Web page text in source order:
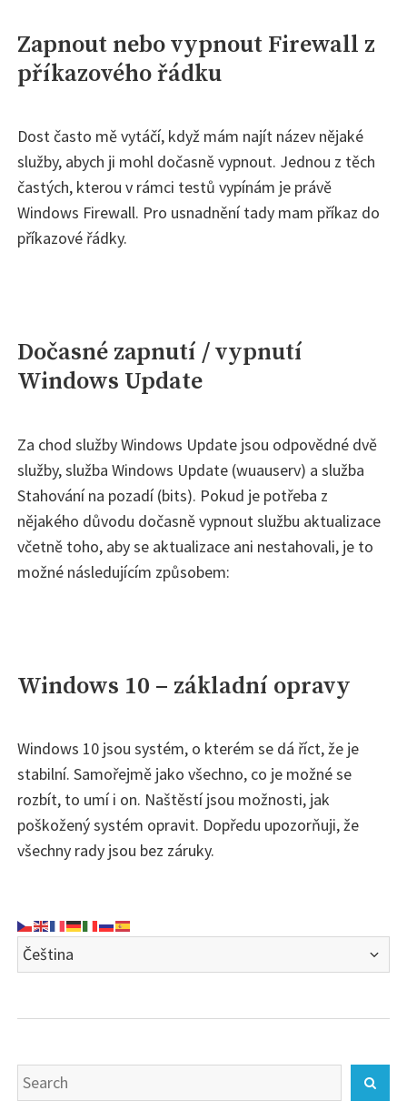
Zapnout nebo vypnout Firewall z
příkazového řádku
Dost často mě vytáčí, když mám najít název nějaké
služby, abych ji mohl dočasně vypnout. Jednou z těch
častých, kterou v rámci testů vypínám je právě
Windows Firewall. Pro usnadnění tady mam příkaz do
příkazové řádky.
Dočasné zapnutí / vypnutí
Windows Update
Za chod služby Windows Update jsou odpovědné dvě
služby, služba Windows Update (wuauserv) a služba
Stahování na pozadí (bits). Pokud je potřeba z
nějakého důvodu dočasně vypnout službu aktualizace
včetně toho, aby se aktualizace ani nestahovali, je to
možné následujícím způsobem:
Windows 10 – základní opravy
Windows 10 jsou systém, o kterém se dá říct, že je
stabilní. Samořejmě jako všechno, co je možné se
rozbít, to umí i on. Naštěstí jsou možnosti, jak
poškožený systém opravit. Dopředu upozorňuji, že
všechny rady jsou bez záruky.
Search
for: